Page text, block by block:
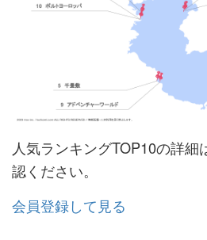
人気ランキングTOP10の詳細
認ください。
会員登録して見る